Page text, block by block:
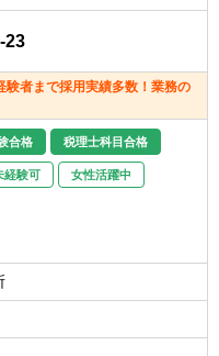
23
験者まで採用実績多数！業務の
合格 税理士科目合格
経験可 女性活躍中